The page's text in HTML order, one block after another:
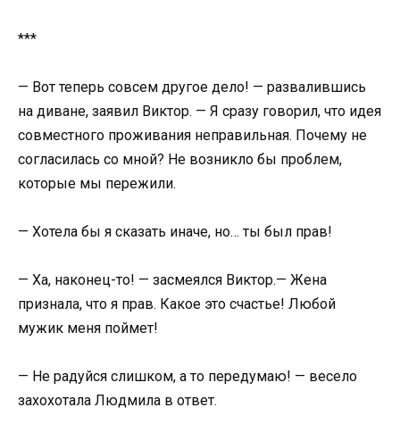
***
— Вот теперь совсем другое дело! — развалившись
на диване, заявил Виктор. — Я сразу говорил, что идея
совместного проживания неправильная. Почему не
согласилась со мной? Не возникло бы проблем,
которые мы пережили.
— Хотела бы я сказать иначе, но… ты был прав!
— Ха, наконец-то! — засмеялся Виктор.— Жена
признала, что я прав. Какое это счастье! Любой
мужик меня поймет!
— Не радуйся слишком, а то передумаю! — весело
захохотала Людмила в ответ.